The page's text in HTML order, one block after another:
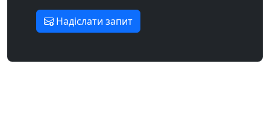
Надіслати запит